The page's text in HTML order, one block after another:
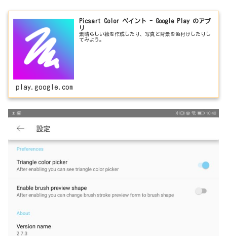
Picsart Color ペイント - Google Play のアプ
リ
素晴らしい絵を作成したり、写真と背景を色付けしたりし
てみよう。
play.google.com